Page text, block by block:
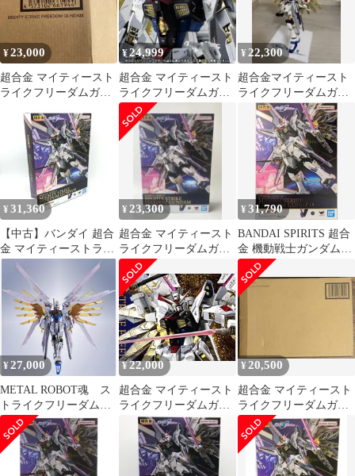
¥23,000
超合金 マイティースト
ライクフリーダムガン
¥24,999
超合金 マイティースト
ライクフリーダムガン
ダム
¥ 22,300
超合金マイティースト
ライクフリーダムガン
ダム
¥ 31,360
【中古】バンダイ 超合
金 マイティーストライ
クフリーダムガンダム/
機動戦士ガンダムSEED
FREEDOM[6]
¥ 23,300
超合金 マイティースト
ライクフリーダムガン
ダム
¥31,790
BANDAI SPIRITS 超合
金 機動戦士ガンダム
SEED FREEDOM マイ
ティーストライクフリ
ーダムガンダム
¥27,000
METAL ROBOT魂 ス
トライクフリーダムガ
ンダム弐式セット マ
イティー
¥22,000
超合金 マイティースト
ライクフリーダムガン
ダム 輸送箱未開封
¥ 20,500
超合金 マイティースト
ライクフリーダムガン
ダム